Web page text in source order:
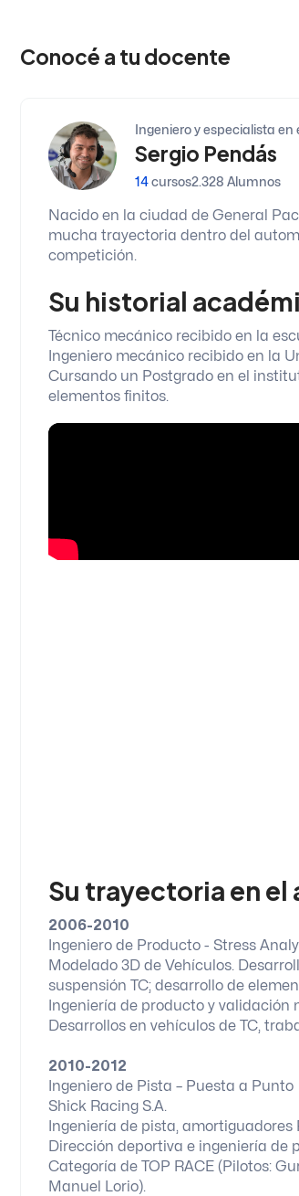
Conocé a tu docente
Ingeniero y especialista
Sergio Pendás
14cursos2.328 Alumnos
Nacido en la ciudad de General
mucha trayectoria dentro del
competición.
Su historial
Técnico mecánico recibido en la
Ingeniero mecánico recibido en la
Cursando un Postgrado en el
elementos finitos.
Su trayectoria en
2006-2010
Ingeniero de Producto - Stress
Modelado 3D de Vehículos.
suspensión TC; desarrollo de
Ingeniería de producto y
Desarrollos en vehículos de TC,
2010-2012
Ingeniero de Pista – Puesta a Punto
Shick Racing S.A.
Ingeniería de pista,
Dirección deportiva e ingeniería de
Categoría de TOP RACE (Pilotos:
Manuel Lorio).